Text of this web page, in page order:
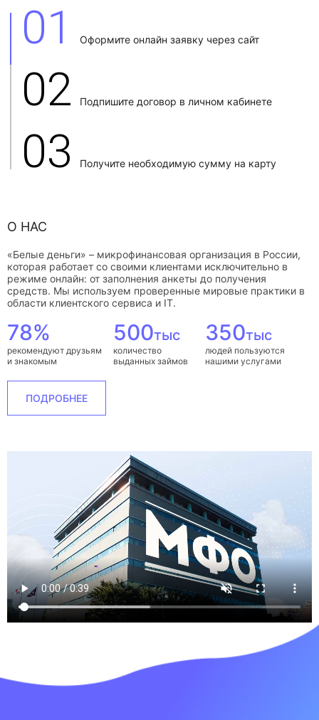
01 Оформите онлайн заявку через сайт
02 Подпишите договор в личном кабинете
03 Получите необходимую сумму на карту
О НАС
«Белые деньги» – микрофинансовая организация в России,
которая работает со своими клиентами исключительно в
режиме онлайн: от заполнения анкеты до получения
средств. Мы используем проверенные мировые практики в
области клиентского сервиса и IT.
78%
рекомендуют друзьям
и знакомым
500тыс
количество
выданных займов
350тыс
людей пользуются
нашими услугами
ПОДРОБНЕЕ